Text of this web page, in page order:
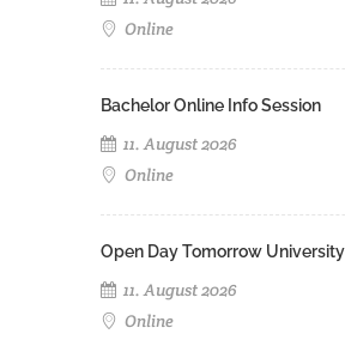
Online
Bachelor Online Info Session
11. August 2026
Online
Open Day Tomorrow University
11. August 2026
Online